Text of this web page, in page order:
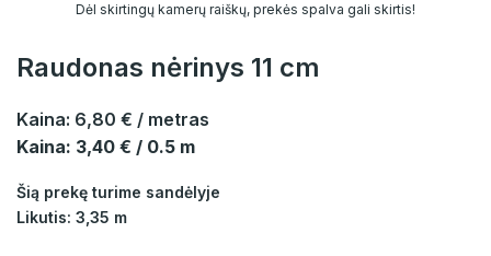
Dėl skirtingų kamerų raiškų, prekės spalva gali skirtis!
Raudonas nėrinys 11 cm
Kaina: 6,80 € / metras
Kaina: 3,40 € / 0.5 m
Šią prekę turime sandėlyje
Likutis: 3,35 m